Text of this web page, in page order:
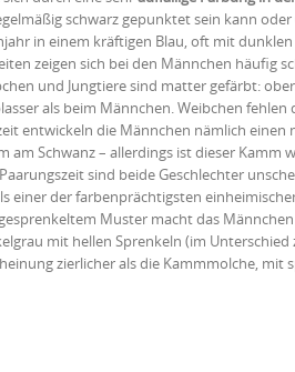
schwarz gepunktet sein kann oder
in einem kräftigen Blau, oft mit dunklen
zeigen sich bei den Männchen häufig
und Jungtiere sind matter gefärbt:
als beim Männchen. Weibchen fehlen
entwickeln die Männchen nämlich einen
Schwanz – allerdings ist dieser Kamm
sind beide Geschlechter
einer der farbenprächtigsten
Muster macht das
mit hellen Sprenkeln (im Unterschied
zierlicher als die Kammmolche, mit